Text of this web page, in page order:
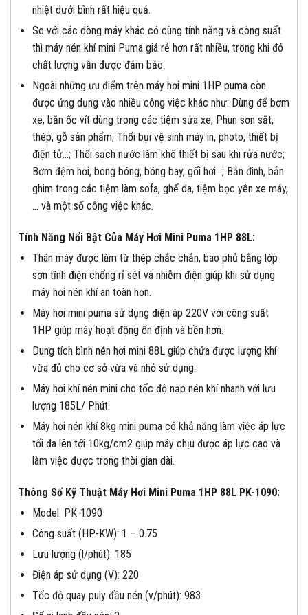
nhiệt dưới bình rất hiệu quả.
So với các dòng máy khác có cùng tính năng và công suất
thì máy nén khí mini Puma giá rẻ hơn rất nhiều, trong khi đó
chất lượng vẫn được đảm bảo.
Ngoài những ưu điểm trên máy hơi mini 1HP puma còn
được ứng dụng vào nhiều công việc khác như: Dùng để bơm
xe, bắn ốc vít dùng trong các tiệm sửa xe; Phun sơn sắt,
thép, gỗ sản phẩm; Thổi bụi vệ sinh máy in, photo, thiết bị
điện tử…; Thổi sạch nước làm khô thiết bị sau khi rửa nước;
Bơm đệm hơi, bong bóng, bóng bay, gối hơi…; Bắn đinh, bắn
ghim trong các tiệm làm sofa, ghế da, tiệm bọc yên xe máy,
… và một số công việc khác.
Tính Năng Nổi Bật Của Máy Hơi Mini Puma 1HP 88L:
Thân máy được làm từ thép chắc chắn, bao phủ bằng lớp
sơn tĩnh điện chống rỉ sét và nhiễm điện giúp khi sử dụng
máy hơi nén khí an toàn hơn.
Máy hơi mini puma sử dụng điện áp 220V với công suất
1HP giúp máy hoạt động ổn định và bền hơn.
Dung tích bình nén hơi mini 88L giúp chứa được lượng khí
vừa đủ cho cơ sở vừa và nhỏ sử dụng.
Máy hơi khí nén mini cho tốc độ nạp nén khí nhanh với lưu
lượng 185L/ Phút.
Máy hơi nén khí 8kg mini puma có khả năng làm việc áp lực
tối đa lên tới 10kg/cm2 giúp máy chịu được áp lực cao và
làm việc được trong thời gian dài.
Thông Số Kỹ Thuật Máy Hơi Mini Puma 1HP 88L PK-1090:
Model: PK-1090
Công suất (HP-KW): 1 – 0.75
Lưu lượng (l/phút): 185
Điện áp sử dụng (V): 220
Tốc độ quay puly đầu nén (v/phút): 983